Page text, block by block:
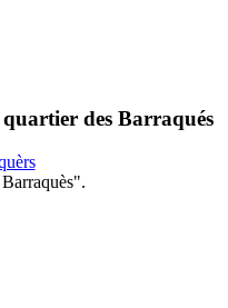
des Barraqués